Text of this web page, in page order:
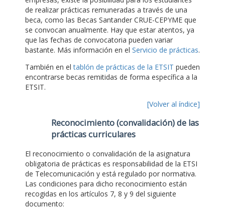
de realizar prácticas remuneradas a través de una
beca, como las Becas Santander CRUE-CEPYME que
se convocan anualmente. Hay que estar atentos, ya
que las fechas de convocatoria pueden variar
bastante. Más información en el Servicio de prácticas.
También en eltablón de prácticas de la ETSIT pueden
encontrarse becas remitidas de forma específica a la
ETSIT.
[Volver al índice]
Reconocimiento (convalidación) de las
prácticas curriculares
El reconocimiento o convalidación de la asignatura
obligatoria de prácticas es responsabilidad de la ETSI
de Telecomunicación y está regulado por normativa.
Las condiciones para dicho reconocimiento están
recogidas en los artículos 7, 8 y 9 del siguiente
documento: